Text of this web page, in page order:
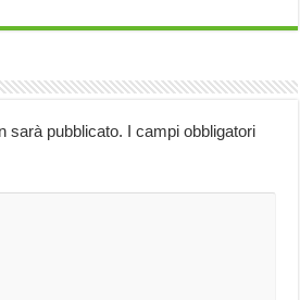
sarà pubblicato. I campi obbligatori